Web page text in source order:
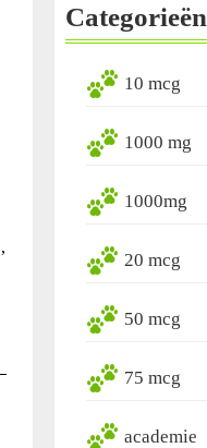
,
Categorieën
10 mcg
1000 mg
1000mg
20 mcg
50 mcg
75 mcg
academie